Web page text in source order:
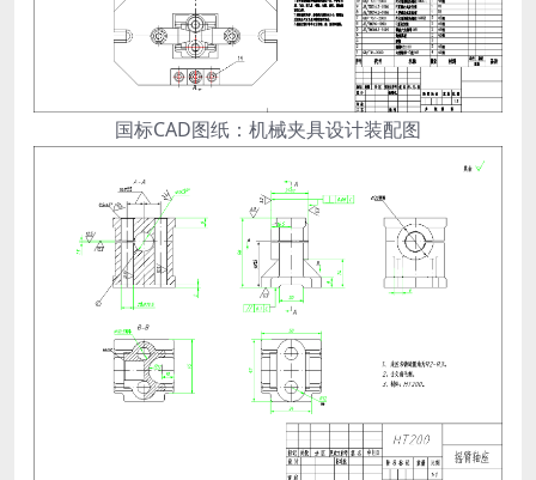
国标CAD图纸：机械夹具设计装配图